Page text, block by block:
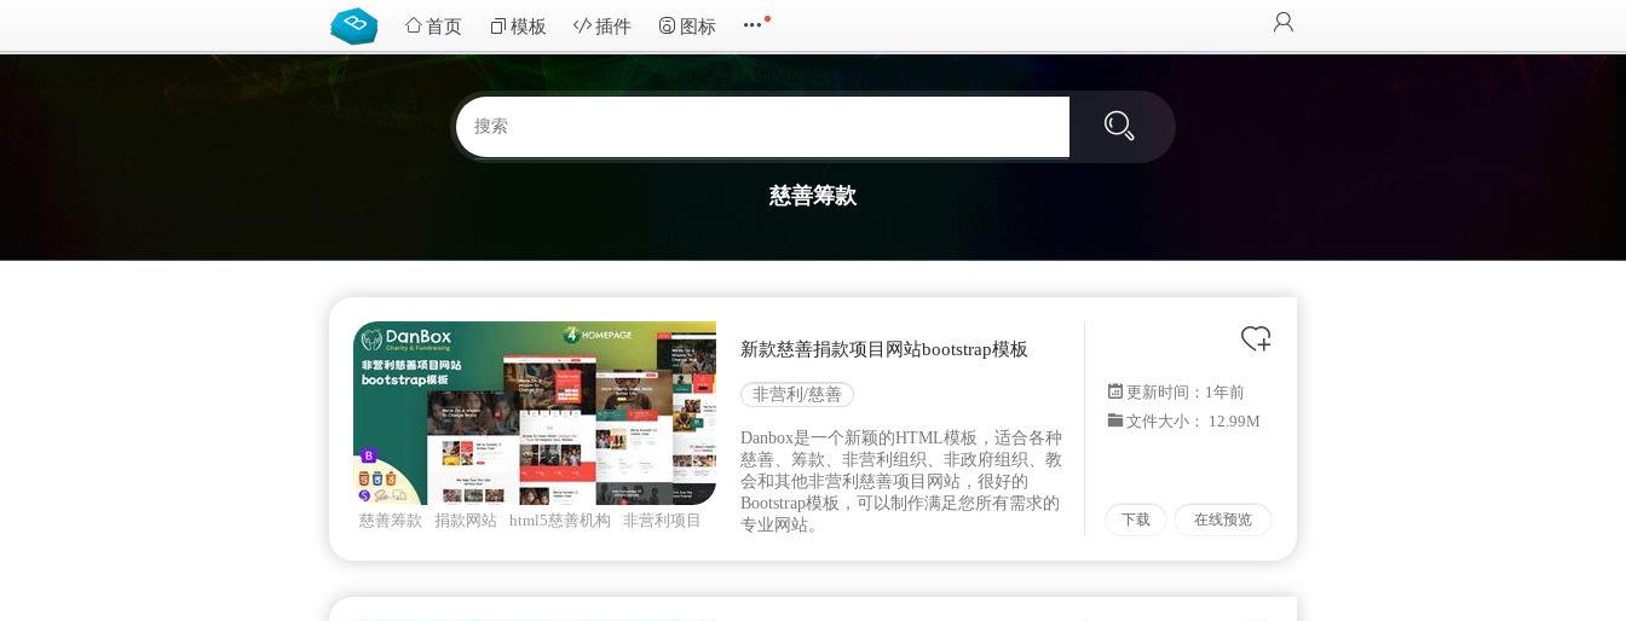
首页 模板 插件 图标
慈善筹款
慈善筹款 捐款网站 html5慈善机构
非营利项目
新款慈善捐款项目网站bootstrap模板
非营利/慈善
Danbox是一个新颖的HTML模板，适合各种
慈善、筹款、非营利组织、非政府组织、教
会和其他非营利慈善项目网站，很好的
Bootstrap模板，可以制作满足您所有需求的
专业网站。
更新时间： 1年前
文件大小： 12.99M
下载 在线预览